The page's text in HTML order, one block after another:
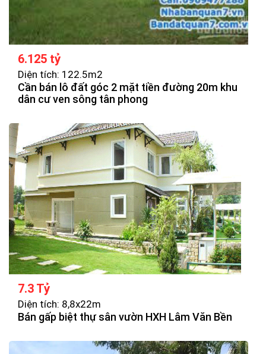
6.125 tỷ
Diện tích: 122.5m2
Cần bán lô đất góc 2 mặt tiền đường 20m khu
dân cư ven sông tân phong
7.3 Tỷ
Diện tích: 8,8x22m
Bán gấp biệt thự sân vườn HXH Lâm Văn Bền